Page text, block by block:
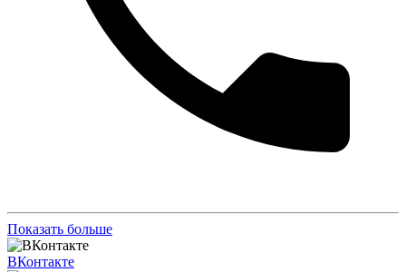
Показать больше
ВКонтакте